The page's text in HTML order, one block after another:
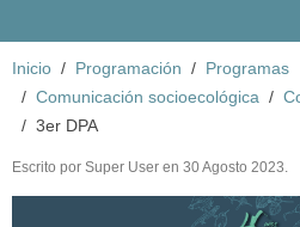
Inicio Programación
Programas
Comunicación socioecológica
3er DPA
Escrito por Super User en 30 Agosto 2023.